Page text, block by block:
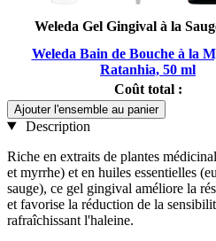
Weleda Gel Gingival à la
Weleda Bain de Bouche à la
Ratanhia, 50 ml
Coût total :
Ajouter l'ensemble au panier
Description
Riche en extraits de plantes
et myrrhe) et en huiles essentielles
sauge), ce gel gingival améliore la
et favorise la réduction de la
rafraîchissant l'haleine.